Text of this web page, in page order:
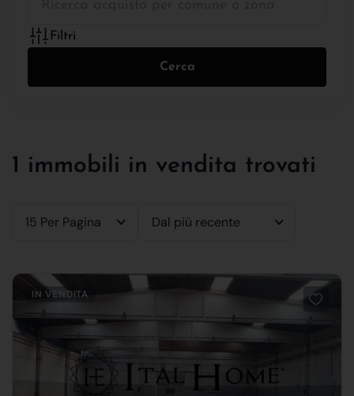
Filtri
Cerca
1 immobili in vendita trovati
15 Per Pagina Dal più recente
IN VENDITA